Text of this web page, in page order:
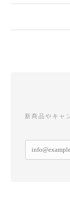
新商品やキャ